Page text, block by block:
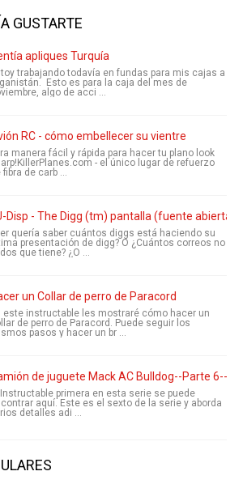
GUSTARTE
apliques Turquía
trabajando todavía en fundas para mis cajas a
Esto es para la caja del mes de
algo de acci ...
RC - cómo embellecer su vientre
manera fácil y rápida para hacer tu plano look
- el único lugar de refuerzo
fibra de carb ...
Disp - The Digg (tm) pantalla (fuente abierta)
quería saber cuántos diggs está haciendo su
presentación de digg? O ¿Cuántos correos no
que tiene? ¿O ...
un Collar de perro de Paracord
este instructable les mostraré cómo hacer un
de perro de Paracord. Puede seguir los
pasos y hacer un br ...
de juguete Mack AC Bulldog--Parte 6--
Instructable primera en esta serie se puede
aquí. Este es el sexto de la serie y aborda
detalles adi ...